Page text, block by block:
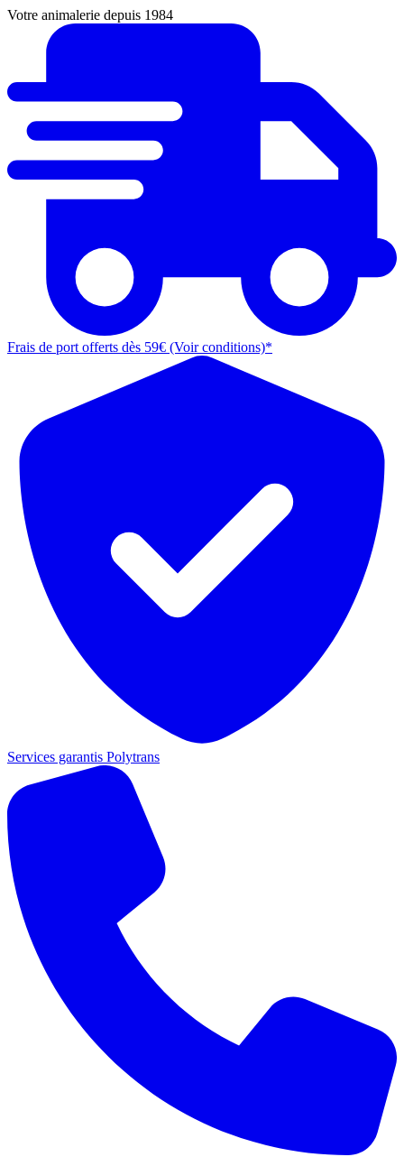
Votre animalerie depuis 1984
Frais de port offerts dès 59€ (Voir conditions)*
Services garantis Polytrans